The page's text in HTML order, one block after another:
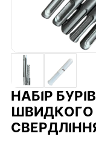
НАБІР